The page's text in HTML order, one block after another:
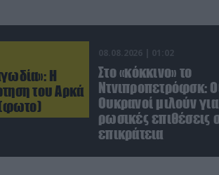
Η
του Αρκά
(φωτο)
08.08.2026 | 01:02
Στο «κόκκινο» το
Ντνιπροπετρόφσκ:
Ουκρανοί μιλούν
ρωσικές επιθέσεις
επικράτεια